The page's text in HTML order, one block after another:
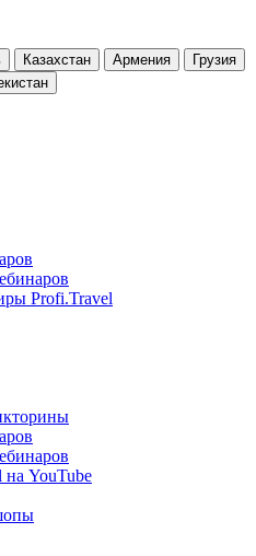
Казахстан Армения
Грузия
Profi.Travel
YouTube